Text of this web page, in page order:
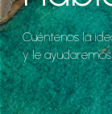
Cuéntenos la
y le